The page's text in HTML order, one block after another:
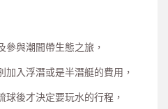
參與潮間帶生態之旅，
加入浮潛或是半潛艇的費用，
球後才決定要玩水的行程，